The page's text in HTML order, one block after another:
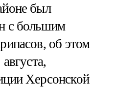
был
с большим
об этом
Херсонской